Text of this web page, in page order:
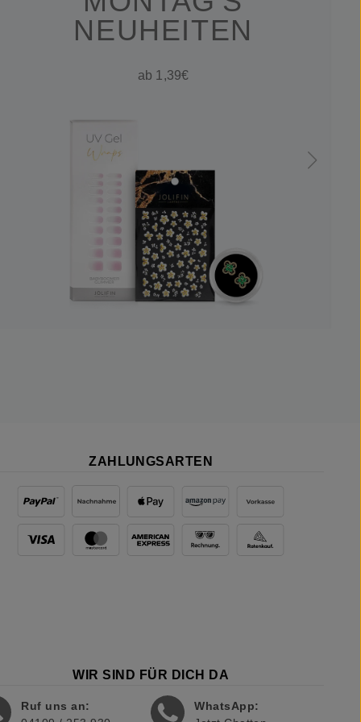
NEUHEITEN
ab 1,39€
ZAHLUNGSARTEN
WIR SIND FÜR DICH DA
Ruf uns an:
WhatsApp: